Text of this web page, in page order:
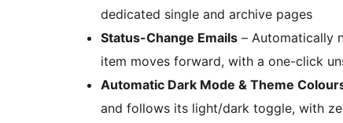
dedicated single and archive pages
Status-Change Emails – Automatically
item moves forward, with a one-click
Automatic Dark Mode & Theme
and follows its light/dark toggle, with